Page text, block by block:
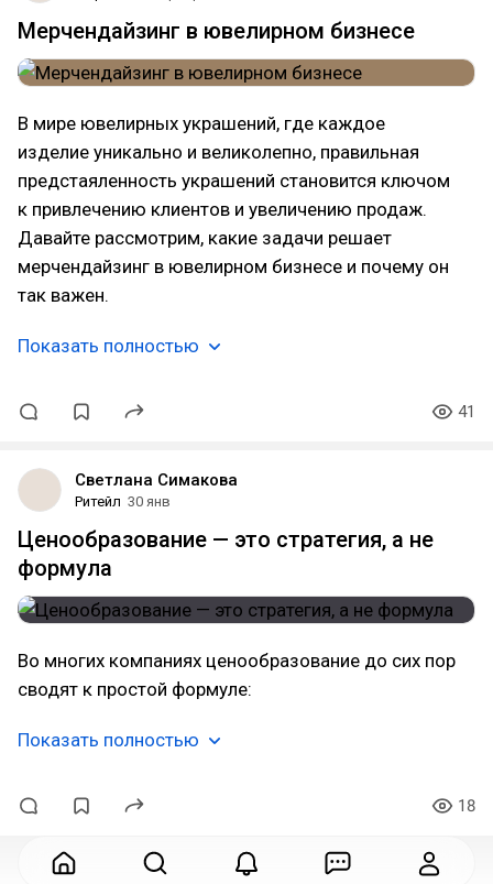
Мерчендайзинг в ювелирном бизнесе
В мире ювелирных украшений, где каждое
изделие уникально и великолепно, правильная
предстаяленность украшений становится ключом
к привлечению клиентов и увеличению продаж.
Давайте рассмотрим, какие задачи решает
мерчендайзинг в ювелирном бизнесе и почему он
так важен.
Показать полностью
41
Светлана Симакова
Ритейл 30 янв
Ценообразование — это стратегия, а не
формула
Во многих компаниях ценообразование до сих пор
сводят к простой формуле:
Показать полностью
18